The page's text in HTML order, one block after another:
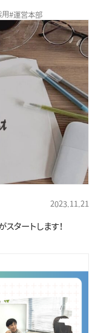
#運営本部
2023.11.21
タートします！